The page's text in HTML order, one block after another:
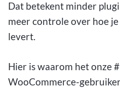
Dat betekent minder
meer controle over hoe
levert.
Hier is waarom het onze
WooCommerce-